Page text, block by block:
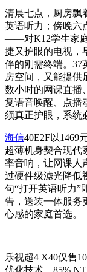
清晨七点，厨房飘
英语听力；傍晚六
——对K12学生家庭
捷又护眼的电视，
伴的刚需终端。37
房空间，又能提供
数小时的网课直播
复语音唤醒、点播
须真正护眼，系统
海信40E2F以1469
超薄机身契合现代
率音响，让网课人
过硬件级滤光降低
句“打开英语听力”
告，送装一体服务
心感的家庭首选。
乐视超4 X40仅售